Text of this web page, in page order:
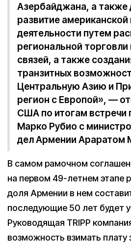
Азербайджана, а также
развитие
деятельности путем
региональной
связей, а также
транзитных
Центральную Азию и
регион с Европой», —
США по итогам встречи
Марко Рубио с
дел Армении Араратом
В самом рамочном
на первом 49-летнем этапе
доля Армении в нем
последующие 50 лет будет
Руководящая TRIPP
возможность взимать плату